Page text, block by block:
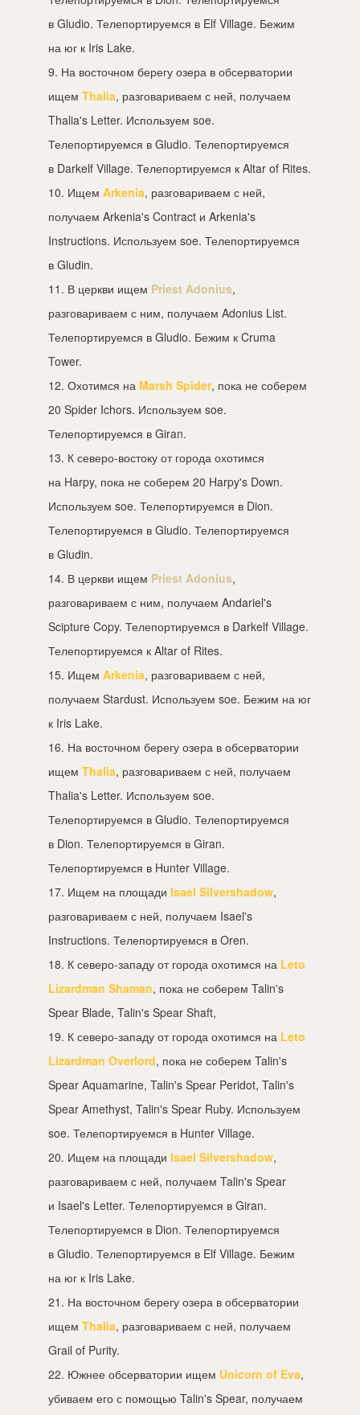
в Gludio. Телепортируемся в Elf Village. Бежим
на юг к Iris Lake.
9. На восточном берегу озера в обсерватории
ищем Thalia, разговариваем с ней, получаем
Thalia's Letter. Используем soe.
Телепортируемся в Gludio. Телепортируемся
в Darkelf Village. Телепортируемся к Altar of Rites.
10. Ищем Arkenia, разговариваем с ней,
получаем Arkenia's Contract и Arkenia's
Instructions. Используем soe. Телепортируемся
в Gludin.
11. В церкви ищем Priest Adonius,
разговариваем с ним, получаем Adonius List.
Телепортируемся в Gludio. Бежим к Cruma
Tower.
12. Охотимся на Marsh Spider, пока не соберем
20 Spider Ichors. Используем soe.
Телепортируемся в Giran.
13. К северо-востоку от города охотимся
на Harpy, пока не соберем 20 Harpy's Down.
Используем soe. Телепортируемся в Dion.
Телепортируемся в Gludio. Телепортируемся
в Gludin.
14. В церкви ищем Priest Adonius,
разговариваем с ним, получаем Andariel's
Scipture Copy. Телепортируемся в Darkelf Village.
Телепортируемся к Altar of Rites.
15. Ищем Arkenia, разговариваем с ней,
получаем Stardust. Используем soe. Бежим на юг
к Iris Lake.
16. На восточном берегу озера в обсерватории
ищем Thalia, разговариваем с ней, получаем
Thalia's Letter. Используем soe.
Телепортируемся в Gludio. Телепортируемся
в Dion. Телепортируемся в Giran.
Телепортируемся в Hunter Village.
17. Ищем на площади Isael Silvershadow,
разговариваем с ней, получаем Isael's
Instructions. Телепортируемся в Oren.
18. К северо-западу от города охотимся на Leto
Lizardman Shaman, пока не соберем Talin's
Spear Blade, Talin's Spear Shaft,
19. К северо-западу от города охотимся на Leto
Lizardman Overlord, пока не соберем Talin's
Spear Aquamarine, Talin's Spear Peridot, Talin's
Spear Amethyst, Talin's Spear Ruby. Используем
soe. Телепортируемся в Hunter Village.
20. Ищем на площади Isael Silvershadow,
разговариваем с ней, получаем Talin's Spear
и Isael's Letter. Телепортируемся в Giran.
Телепортируемся в Dion. Телепортируемся
в Gludio. Телепортируемся в Elf Village. Бежим
на юг к Iris Lake.
21. На восточном берегу озера в обсерватории
ищем Thalia, разговариваем с ней, получаем
Grail of Purity.
22. Южнее обсерватории ищем Unicorn of Eva,
убиваем его с помощью Talin's Spear, получаем